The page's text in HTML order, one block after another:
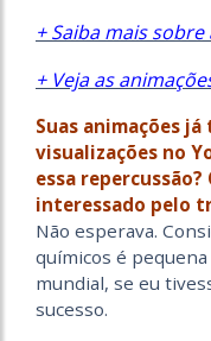
+ Saiba mais
+ Veja as
Suas animações
visualizações no
essa
interessado pelo
Não esperava.
químicos é
mundial, se eu
sucesso.